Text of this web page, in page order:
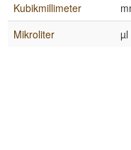
Kubikmillimeter
Mikroliter
µl